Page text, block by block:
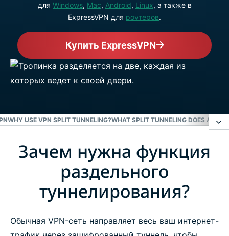
для Windows, Mac, Android, Linux, а также в
ExpressVPN для роутеров.
Купить ExpressVPN
WHY USE VPN SPLIT TUNNELING?WHAT SPLIT TUNNELING DOES AND
Зачем нужна функция раздельного
Угрожает ли раздельное туннелирование моей
Зачем нужна функция
раздельного
туннелирования?
Обычная VPN-сеть направляет весь ваш интернет-